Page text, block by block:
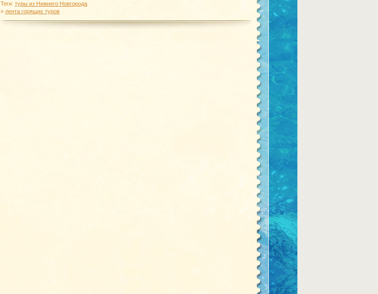
Теги: туры из Нижнего Новгорода
» лента горящих туров